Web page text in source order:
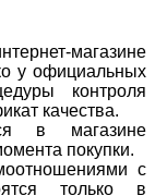
магазине
у официальных
контроля
качества.
в магазине
покупки.
с
только в